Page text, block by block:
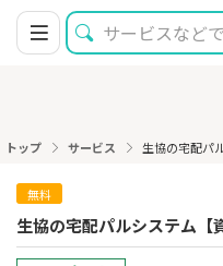
トップ サービス 生協の宅配パ
無料
生協の宅配パルシステム【